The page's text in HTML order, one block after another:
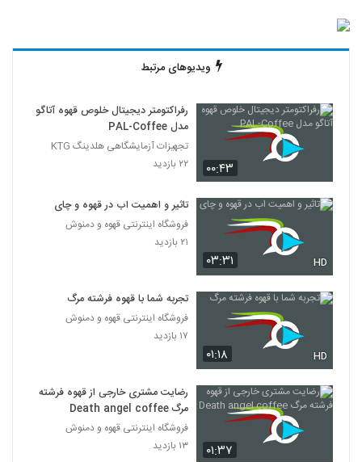
ویدیوهای مرتبط
۰۰:۴۳
رفراکتومتر دیجیتال خلوص قهوه آتاگو
مدل PAL-Coffee
تجهیزات آزمایشگاهی هلدینگ KTG
۲۲ بازدید
۰۳:۳۱ HD
تاثیر و اهمیت اب در قهوه و چای
فروشگاه اینترنتی قهوه و دمنوش
۲۱ بازدید
۰۱:۱۸ HD
تجربه شما با قهوه فرشته مرگ
فروشگاه اینترنتی قهوه و دمنوش
۱۷ بازدید
۰۱:۳۷
رضایت مشتری خارجی از قهوه فرشته
مرگ Death angel coffee
فروشگاه اینترنتی قهوه و دمنوش
۱۳ بازدید